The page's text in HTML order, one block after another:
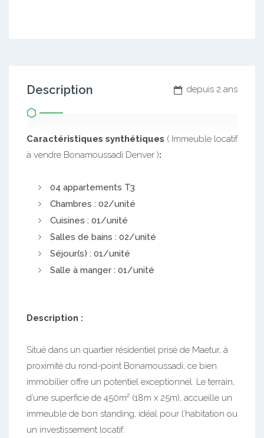
depuis 2 ans
Description
Caractéristiques synthétiques ( Immeuble locatif
à vendre Bonamoussadi Denver ):
04 appartements T3
Chambres : 02/unité
Cuisines : 01/unité
Salles de bains : 02/unité
Séjour(s) : 01/unité
Salle à manger : 01/unité
Description :
Situé dans un quartier résidentiel prisé de Maetur, à
proximité du rond-point Bonamoussadi, ce bien
immobilier offre un potentiel exceptionnel. Le terrain,
d’une superficie de 450m² (18m x 25m), accueille un
immeuble de bon standing, idéal pour l’habitation ou
un investissement locatif.